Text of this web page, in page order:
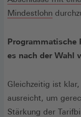
Mindestlohn (Öffnet
einem
neuen
Programmatische
es nach der Wahl
Gleichzeitig ist
ausreicht, um
Stärkung der